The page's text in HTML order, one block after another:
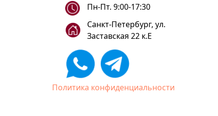
Санкт-Петербург, ул.
Заставская 22 к.Е
Пн-Пт. 9:00-17:30
Политика конфиденциальности